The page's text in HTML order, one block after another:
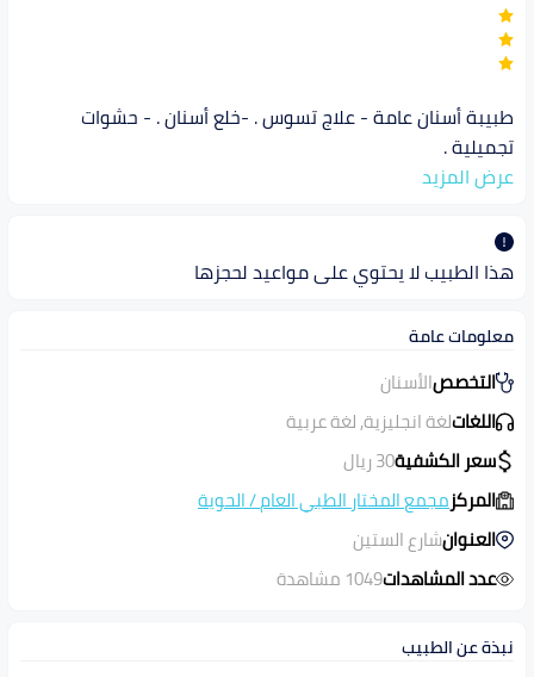
طبيبة أسنان عامة - علاج تسوس . -خلع أسنان . - حشوات
تجميلية .
عرض المزيد
هذا الطبيب لا يحتوي على مواعيد لحجزها
معلومات عامة
التخصصالأسنان
اللغاتلغة انجليزية, لغة عربية
سعر الكشفية30ريال
المركزمجمع المختار الطبي العام/الحوية
العنوانشارع الستين
عدد المشاهدات1049 مشاهدة
نبذة عن الطبيب